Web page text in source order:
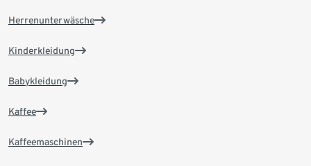
Herrenunterwäsche
Kinderkleidung
Babykleidung
Kaffee
Kaffeemaschinen